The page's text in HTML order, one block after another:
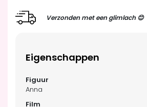
Verzonden met een glimlach 😊
Eigenschappen
Anna